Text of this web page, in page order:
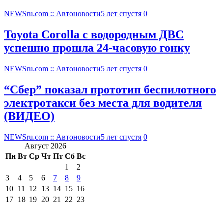
NEWSru.com :: Автоновости5 лет спустя 0
Toyota Corolla с водородным ДВС
успешно прошла 24-часовую гонку
NEWSru.com :: Автоновости5 лет спустя 0
“Сбер” показал прототип беспилотного
электротакси без места для водителя
(ВИДЕО)
NEWSru.com :: Автоновости5 лет спустя 0
Август 2026
Пн Вт Ср Чт Пт Сб Вс
1
2
3
4 5 6 7 8
9
10 11 12 13 14 15 16
17 18 19 20 21 22 23